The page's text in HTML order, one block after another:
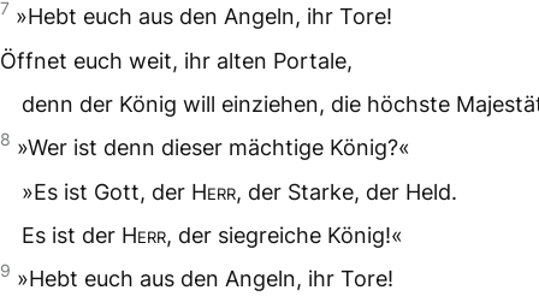
7 »Hebt euch aus den Angeln, ihr Tore!
Öffnet euch weit, ihr alten Portale,
denn der König will einziehen, die höchste
8 »Wer ist denn dieser mächtige König?«
»Es ist Gott, der Herr, der Starke, der Held.
Es ist der Herr, der siegreiche König!«
9 »Hebt euch aus den Angeln, ihr Tore!